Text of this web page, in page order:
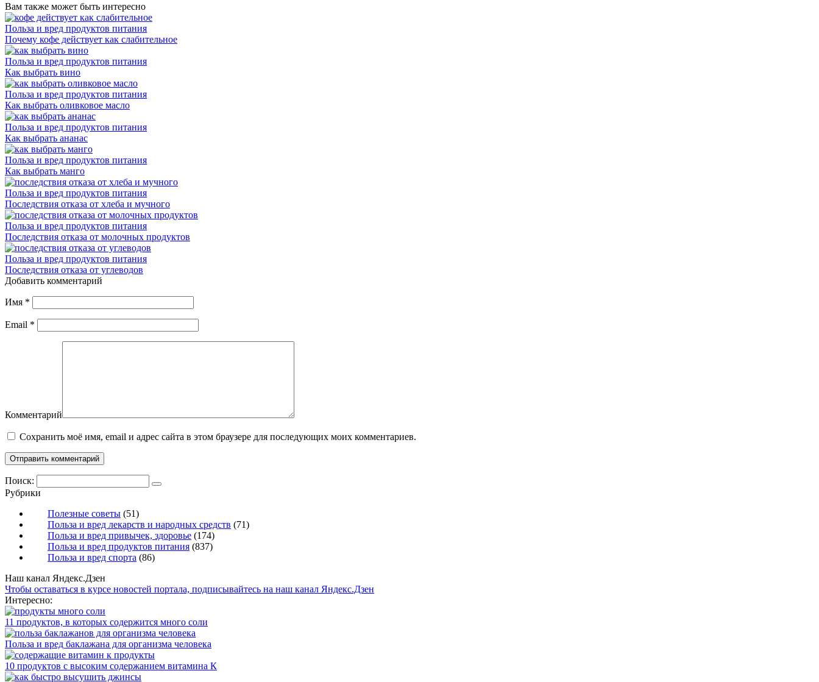
Вам также может быть интересно
Польза и вред продуктов питания
Почему кофе действует как слабительное
Польза и вред продуктов питания
Как выбрать вино
Польза и вред продуктов питания
Как выбрать оливковое масло
Польза и вред продуктов питания
Как выбрать ананас
Польза и вред продуктов питания
Как выбрать манго
Польза и вред продуктов питания
Последствия отказа от хлеба и мучного
Польза и вред продуктов питания
Последствия отказа от молочных продуктов
Польза и вред продуктов питания
Последствия отказа от углеводов
Добавить комментарий
Имя *
Email *
Комментарий
Сохранить моё имя, email и адрес сайта в этом браузере для последующих моих комментариев.
Поиск:
Рубрики
Полезные советы (51)
Польза и вред лекарств и народных средств (71)
Польза и вред привычек, здоровье (174)
Польза и вред продуктов питания (837)
Польза и вред спорта (86)
Наш канал Яндекс.Дзен
Чтобы оставаться в курсе новостей портала, подписывайтесь на наш канал Яндекс.Дзен
Интересно:
11 продуктов, в которых содержится много соли
Польза и вред баклажана для организма человека
10 продуктов с высоким содержанием витамина К